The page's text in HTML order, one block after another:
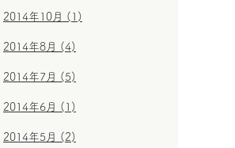
2014年10月 (1)
2014年8月 (4)
2014年7月 (5)
2014年6月 (1)
2014年5月 (2)